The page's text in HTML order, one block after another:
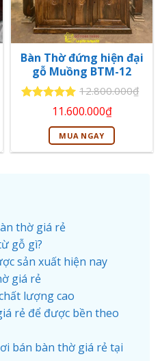
Bàn Thờ đứng hiện đại
gỗ Muồng BTM-12
Được xếp
5
12.800.000₫
Giá
gốc
là:
12.800.000₫.
11.600.000₫Giá
hiện
tại
là:
MUA NGAY
thờ giá rẻ
gỗ gì?
sản xuất hiện nay
giá rẻ
lượng cao
rẻ để được bền theo
bán bàn thờ giá rẻ tại